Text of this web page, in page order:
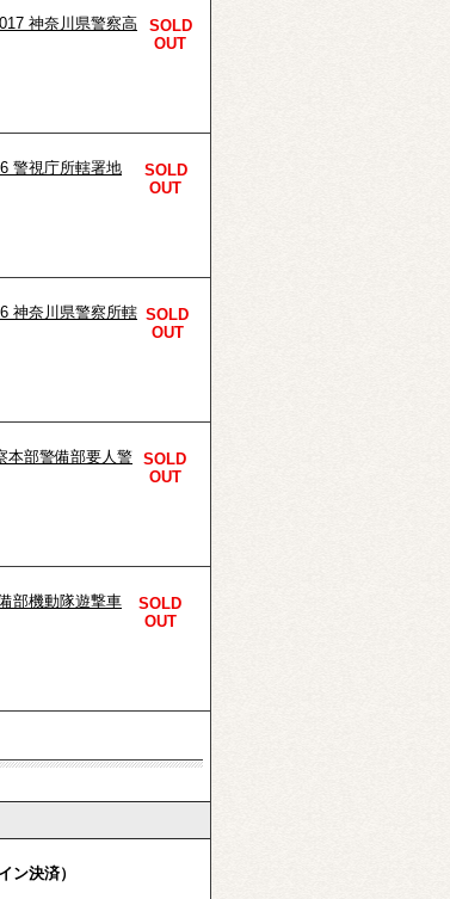
神奈川県警察高
SOLD
OUT
警視庁所轄署地
SOLD
OUT
神奈川県警察所轄 SOLD
OUT
本部警備部要人警
SOLD
OUT
部機動隊遊撃車
SOLD
OUT
ン決済）